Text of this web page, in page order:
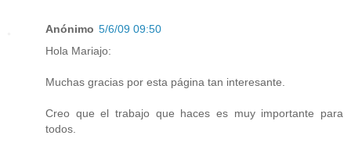
Anónimo 5/6/09 09:50
Hola Mariajo:
Muchas gracias por esta página tan interesante.
Creo que el trabajo que haces es muy importante para
todos.